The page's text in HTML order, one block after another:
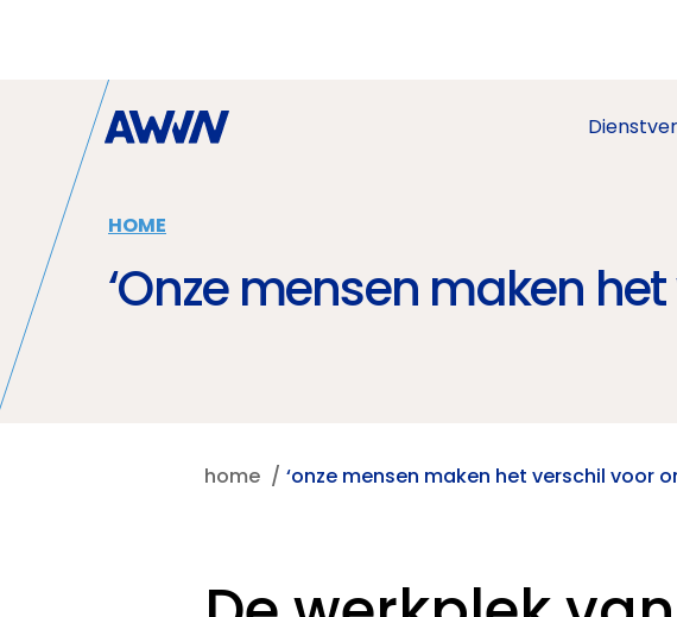
HOME
‘Onze mensen maken
home ‘onze mensen maken het verschil voor